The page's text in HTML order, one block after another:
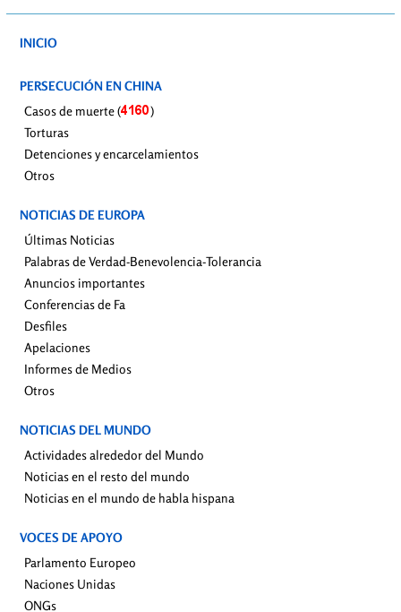
INICIO
PERSECUCIÓN EN CHINA
Casos de muerte (
)
Torturas
Detenciones y encarcelamientos
Otros
NOTICIAS DE EUROPA
Últimas Noticias
Palabras de Verdad-Benevolencia-Tolerancia
Anuncios importantes
Conferencias de Fa
Desfiles
Apelaciones
Informes de Medios
Otros
NOTICIAS DEL MUNDO
Actividades alrededor del Mundo
Noticias en el resto del mundo
Noticias en el mundo de habla hispana
VOCES DE APOYO
Parlamento Europeo
Naciones Unidas
ONGs